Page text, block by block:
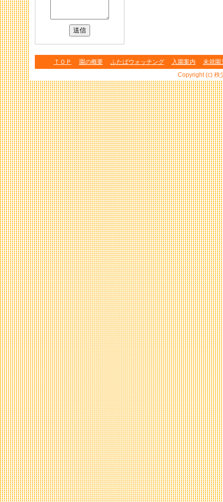
ＴＯＰ 園の概要 ふたばウォッチング 入園案内
未就園
Copyright (c) 秩